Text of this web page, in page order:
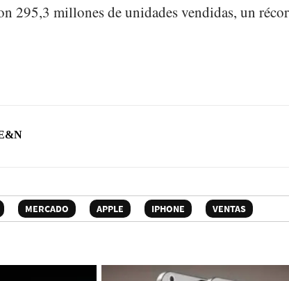
295,3 millones de unidades vendidas, un
MERCADO APPLE IPHONE VENTAS